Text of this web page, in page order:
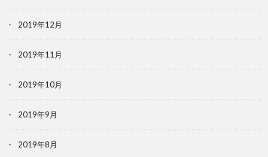
2019年12月
2019年11月
2019年10月
2019年9月
2019年8月